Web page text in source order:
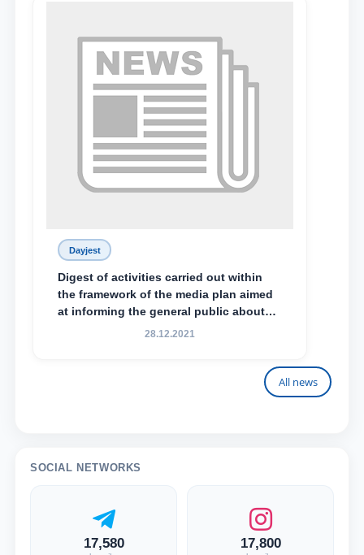
Dayjest
Digest of activities carried out within
the framework of the media plan aimed
at informing the general public about
the essence and content of the tasks
28.12.2021
All news
SOCIAL NETWORKS
17,580 17,800